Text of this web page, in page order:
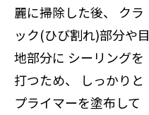
麗に掃除した後、 クラ
ック(ひび割れ)部分や目
地部分に シーリングを
打つため、 しっかりと
プライマーを塗布して